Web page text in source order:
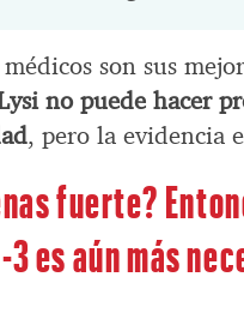
son sus
no puede hacer
, pero la evidencia
fuerte?
es aún más